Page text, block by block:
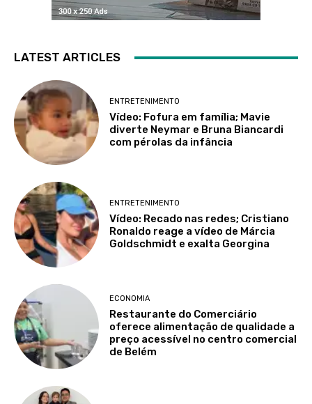
LATEST ARTICLES
ENTRETENIMENTO
Vídeo: Fofura em família; Mavie
diverte Neymar e Bruna Biancardi
com pérolas da infância
ENTRETENIMENTO
Vídeo: Recado nas redes; Cristiano
Ronaldo reage a vídeo de Márcia
Goldschmidt e exalta Georgina
ECONOMIA
Restaurante do Comerciário
oferece alimentação de qualidade a
preço acessível no centro comercial
de Belém